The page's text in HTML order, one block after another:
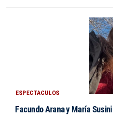
ESPECTACULOS
Facundo Arana y María